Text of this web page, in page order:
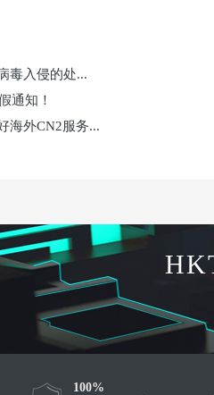
毒入侵的处...
通知！
海外CN2服务...
100%